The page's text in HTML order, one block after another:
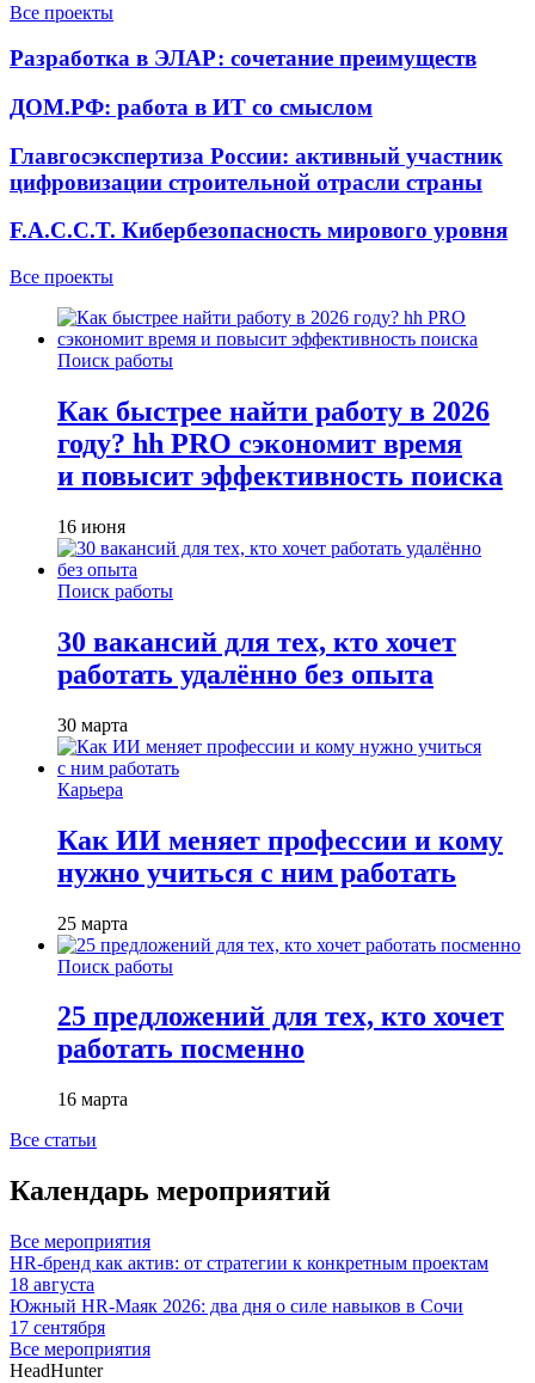
Все проекты
Разработка в ЭЛАР: сочетание преимуществ
ДОМ.РФ: работа в ИТ со смыслом
Главгосэкспертиза России: активный участник
цифровизации строительной отрасли страны
F.A.C.C.T. Кибербезопасность мирового уровня
Все проекты
Поиск работы
Как быстрее найти работу в 2026
году? hh PRO сэкономит время
и повысит эффективность поиска
16 июня
Поиск работы
30 вакансий для тех, кто хочет
работать удалённо без опыта
30 марта
Карьера
Как ИИ меняет профессии и кому
нужно учиться с ним работать
25 марта
Поиск работы
25 предложений для тех, кто хочет
работать посменно
16 марта
Все статьи
Календарь мероприятий
Все мероприятия
HR-бренд как актив: от стратегии к конкретным проектам
18 августа
Южный HR-Маяк 2026: два дня о силе навыков в Сочи
17 сентября
Все мероприятия
HeadHunter